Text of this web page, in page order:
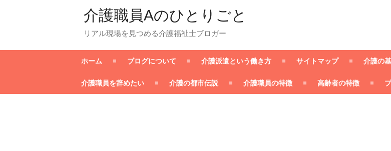
介護職員Aのひとりごと
リアル現場を見つめる介護福祉士ブロガー
ホーム ブログについて 介護派遣という働き方 サイトマップ 介護の
介護職員を辞めたい 介護の都市伝説 介護職員の特徴 高齢者の特徴